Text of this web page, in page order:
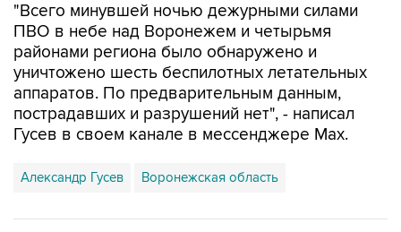
"Всего минувшей ночью дежурными силами
ПВО в небе над Воронежем и четырьмя
районами региона было обнаружено и
уничтожено шесть беспилотных летательных
аппаратов. По предварительным данным,
пострадавших и разрушений нет", - написал
Гусев в своем канале в мессенджере Max.
Александр Гусев Воронежская область